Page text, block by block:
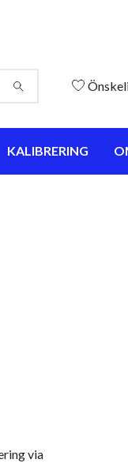
KALIBRERING
via